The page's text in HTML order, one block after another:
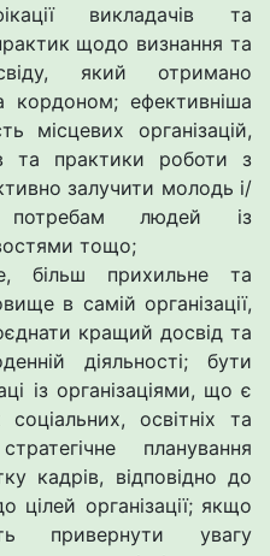
викладачів та
щодо визнання та
який отримано
кордоном; ефективніша
місцевих організацій,
та практики роботи з
залучити молодь і/
потребам людей із
тощо;
більш прихильне та
в самій організації,
кращий досвід та
діяльності; бути
із організаціями, що є
освітніх та
планування
кадрів, відповідно до
цілей організації; якщо
привернути увагу